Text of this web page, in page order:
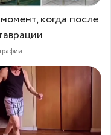
когда после